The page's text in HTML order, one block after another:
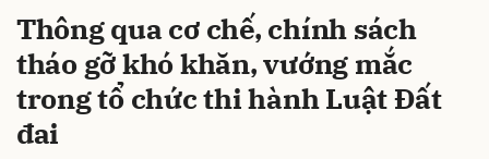
Thông qua cơ chế, chính sách
tháo gỡ khó khăn, vướng mắc
trong tổ chức thi hành Luật Đất
đai